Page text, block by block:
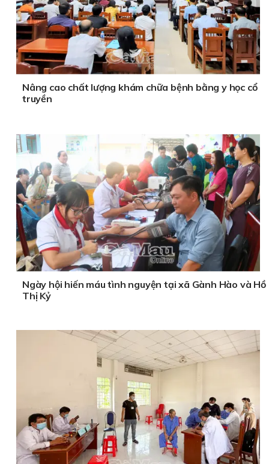
Nâng cao chất lượng khám chữa bệnh bằng y học cổ
truyền
Ngày hội hiến máu tình nguyện tại xã Gành Hào và Hồ
Thị Kỷ